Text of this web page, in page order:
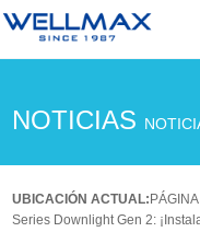
NOTICIAS
UBICACIÓN ACTUAL:
Series Downlight Gen 2: